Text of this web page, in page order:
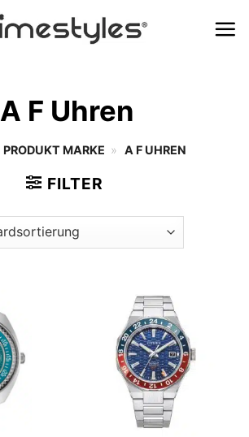
A F Uhren
PRODUKT MARKE » A F UHREN
FILTER